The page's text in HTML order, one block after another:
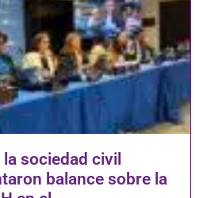
sociedad civil
balance sobre la